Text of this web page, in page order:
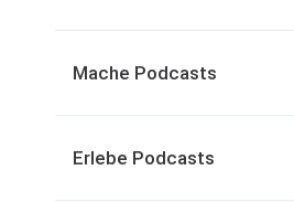
Mache Podcasts
Erlebe Podcasts